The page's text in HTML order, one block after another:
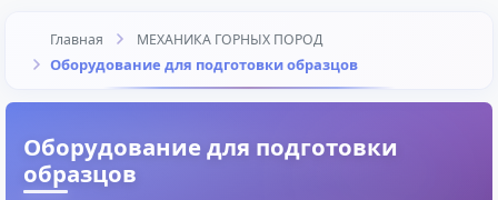
Главная МЕХАНИКА ГОРНЫХ ПОРОД
Оборудование для подготовки образцов
Оборудование для подготовки
образцов